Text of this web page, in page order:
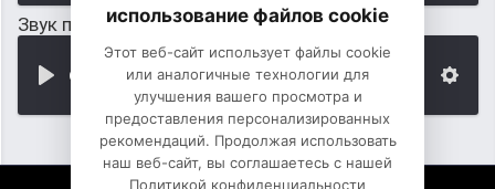
Звук проигрыша в стиле: Ретро
использование файлов cookie
Этот веб-сайт использует файлы cookie
или аналогичные технологии для
улучшения вашего просмотра и
предоставления персонализированных
рекомендаций. Продолжая использовать
наш веб-сайт, вы соглашаетесь с нашей
Политикой конфиденциальности